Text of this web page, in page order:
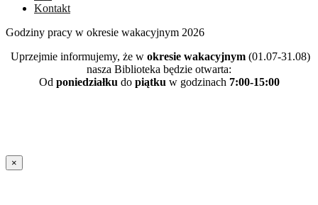
Kontakt
Godziny pracy w okresie wakacyjnym 2026
Uprzejmie informujemy, że w okresie wakacyjnym (01.07-31.08)
nasza Biblioteka będzie otwarta:
Od poniedziałku do piątku w godzinach 7:00-15:00
×